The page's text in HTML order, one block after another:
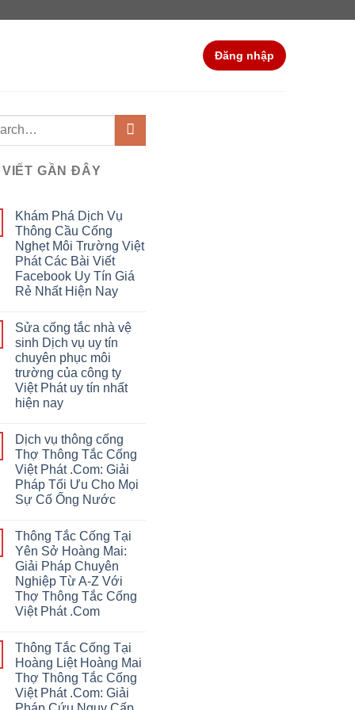
Đăng nhập
GẦN ĐÂY
Khám Phá Dịch Vụ
Thông Cầu Cống
Nghẹt Môi Trường Việt
Phát Các Bài Viết
Facebook Uy Tín Giá
Rẻ Nhất Hiện Nay
Sửa cống tắc nhà vệ
sinh Dịch vụ uy tín
chuyên phục môi
trường của công ty
Việt Phát uy tín nhất
hiện nay
Dịch vụ thông cống
Thợ Thông Tắc Cống
Việt Phát .Com: Giải
Pháp Tối Ưu Cho Mọi
Sự Cố Ống Nước
Thông Tắc Cống Tại
Yên Sở Hoàng Mai:
Giải Pháp Chuyên
Nghiệp Từ A-Z Với
Thợ Thông Tắc Cống
Việt Phát .Com
Thông Tắc Cống Tại
Hoàng Liệt Hoàng Mai
Thợ Thông Tắc Cống
Việt Phát .Com: Giải